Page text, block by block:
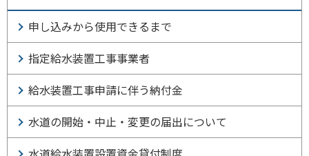
申し込みから使用できるまで
指定給水装置工事事業者
給水装置工事申請に伴う納付金
水道の開始・中止・変更の届出について